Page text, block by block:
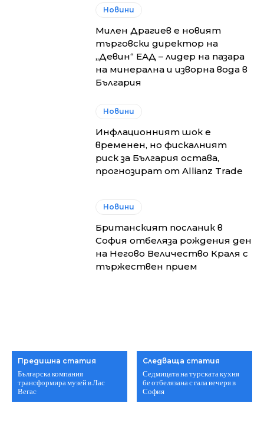
Новини
Милен Драгиев е новият
търговски директор на
„Девин“ ЕАД – лидер на пазара
на минерална и изворна вода в
България
Новини
Инфлационният шок е
временен, но фискалният
риск за България остава,
прогнозират от Allianz Trade
Новини
Британският посланик в
София отбеляза рождения ден
на Негово Величество Краля с
тържествен прием
Предишна статия
Българска компания
трансформира музей в Лас
Вегас
Следваща статия
Седмицата на турската кухня
бе отбелязана с гала вечеря в
София